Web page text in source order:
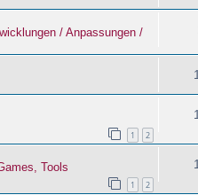
/ Anpassungen /
1 2
Tools
1 2